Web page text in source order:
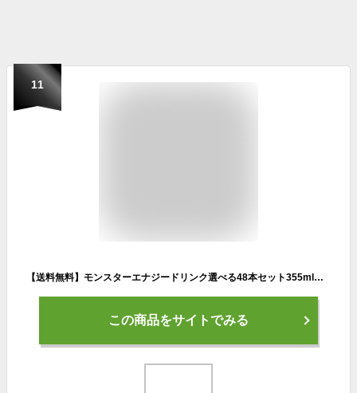
11
【送料無料】モンスターエナジードリンク選べる48本セット355ml缶×48本(24本入×2ケース) アブソリュートリーゼロ カオス キューバリブレ パイプラインパンチ ウルトラパラダイス ロッシ マンゴーロコ ※北海道800円・東北400円の別途送料加算
この商品をサイトでみる